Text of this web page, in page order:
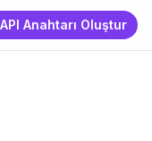
API Anahtarı Oluştur